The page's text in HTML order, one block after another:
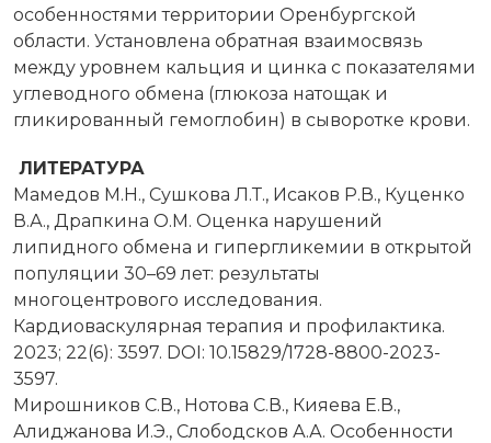
особенностями территории Оренбургской
области. Установлена обратная взаимосвязь
между уровнем кальция и цинка с показателями
углеводного обмена (глюкоза натощак и
гликированный гемоглобин) в сыворотке крови.
ЛИТЕРАТУРА
Мамедов М.Н., Сушкова Л.Т., Исаков Р.В., Куценко
В.А., Драпкина О.М. Оценка нарушений
липидного обмена и гипергликемии в открытой
популяции 30–69 лет: результаты
многоцентрового исследования.
Кардиоваскулярная терапия и профилактика.
2023; 22(6): 3597. DOI: 10.15829/1728-8800-2023-
3597.
Мирошников С.В., Нотова С.В., Кияева Е.В.,
Алиджанова И.Э., Слободсков А.А. Особенности